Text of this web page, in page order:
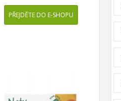
PŘEJDĚTE DO E-SHOPU